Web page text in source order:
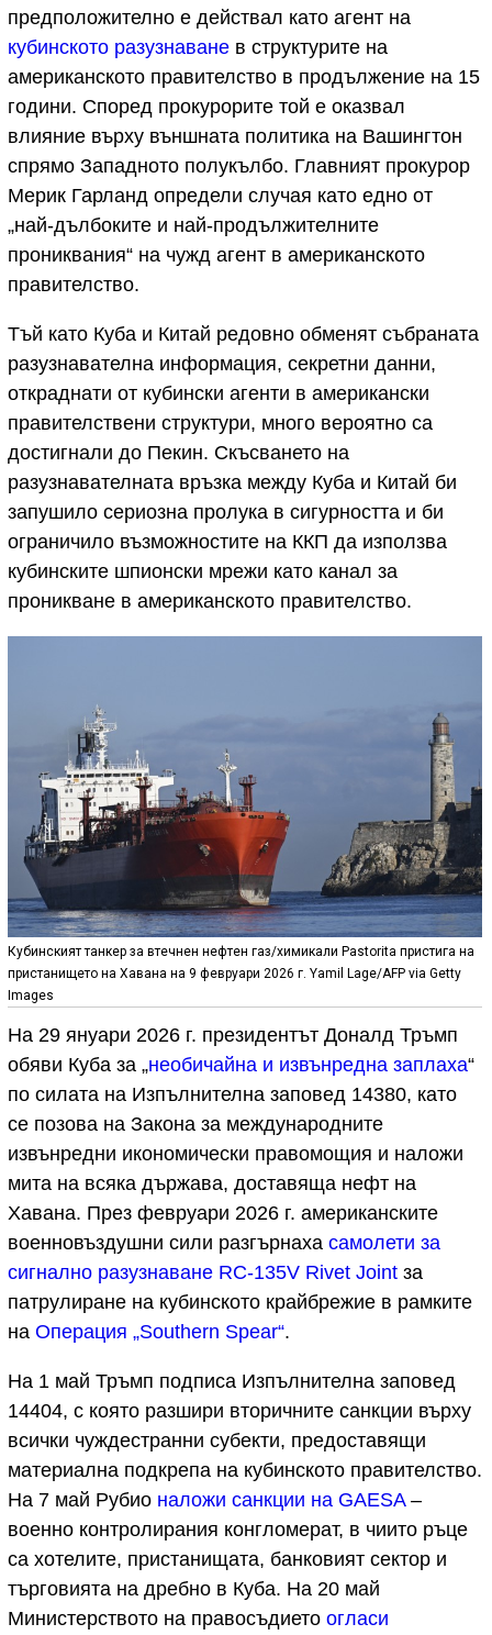
предположително е действал като агент на
кубинското разузнаване в структурите на
американското правителство в продължение на 15
години. Според прокурорите той е оказвал
влияние върху външната политика на Вашингтон
спрямо Западното полукълбо. Главният прокурор
Мерик Гарланд определи случая като едно от
„най-дълбоките и най-продължителните
прониквания“ на чужд агент в американското
правителство.
Тъй като Куба и Китай редовно обменят събраната
разузнавателна информация, секретни данни,
откраднати от кубински агенти в американски
правителствени структури, много вероятно са
достигнали до Пекин. Скъсването на
разузнавателната връзка между Куба и Китай би
запушило сериозна пролука в сигурността и би
ограничило възможностите на ККП да използва
кубинските шпионски мрежи като канал за
проникване в американското правителство.
Кубинският танкер за втечнен нефтен газ/химикали Pastorita пристига на
пристанището на Хавана на 9 февруари 2026 г. Yamil Lage/AFP via Getty
Images
На 29 януари 2026 г. президентът Доналд Тръмп
обяви Куба за „необичайна и извънредна заплаха“
по силата на Изпълнителна заповед 14380, като
се позова на Закона за международните
извънредни икономически правомощия и наложи
мита на всяка държава, доставяща нефт на
Хавана. През февруари 2026 г. американските
военновъздушни сили разгърнаха самолети за
сигнално разузнаване RC-135V Rivet Joint за
патрулиране на кубинското крайбрежие в рамките
на Операция „Southern Spear“.
На 1 май Тръмп подписа Изпълнителна заповед
14404, с която разшири вторичните санкции върху
всички чуждестранни субекти, предоставящи
материална подкрепа на кубинското правителство.
На 7 май Рубио наложи санкции на GAESA–
военно контролирания конгломерат, в чиито ръце
са хотелите, пристанищата, банковият сектор и
търговията на дребно в Куба. На 20 май
Министерството на правосъдието огласи